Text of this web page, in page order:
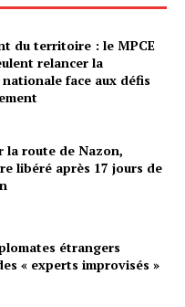
du territoire : le MPCE
relancer la
face aux défis
la route de Nazon,
libéré après 17 jours de
étrangers
« experts improvisés »